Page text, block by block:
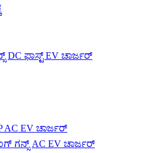
ಫಾಸ್ಟ್ EV ಚಾರ್ಜರ್
AC EV ಚಾರ್ಜರ್
ಗನ್ಸ್ AC EV ಚಾರ್ಜರ್